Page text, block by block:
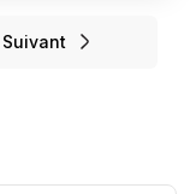
Suivant